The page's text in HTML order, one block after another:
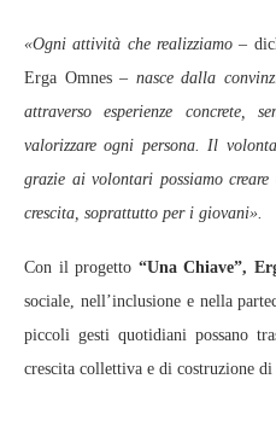
«Ogni attività che realizziamo –
Erga Omnes – nasce dalla
attraverso esperienze concrete,
valorizzare ogni persona. Il
grazie ai volontari possiamo
crescita, soprattutto per i giovani».
Con il progetto “Una Chiave”,
sociale, nell’inclusione e nella
piccoli gesti quotidiani possano
crescita collettiva e di costruzione di